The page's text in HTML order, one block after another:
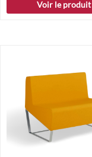
Voir le produit